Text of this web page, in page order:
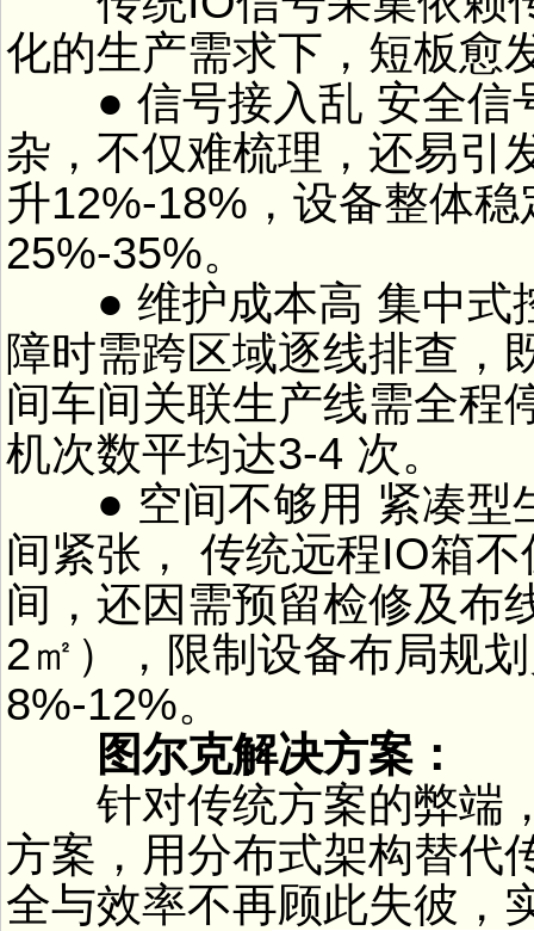
化的生产需求下，短板愈
● 信号接入乱 安全信
杂，不仅难梳理，还易引
升12%-18%，设备整体
25%-35%。
● 维护成本高 集中式
障时需跨区域逐线排查，
间车间关联生产线需全程
机次数平均达3-4 次。
● 空间不够用 紧凑型
间紧张， 传统远程IO箱
间，还因需预留检修及布
2㎡），限制设备布局规
8%-12%。
图尔克解决方案：
针对传统方案的弊端，
方案，用分布式架构替代
全与效率不再顾此失彼，